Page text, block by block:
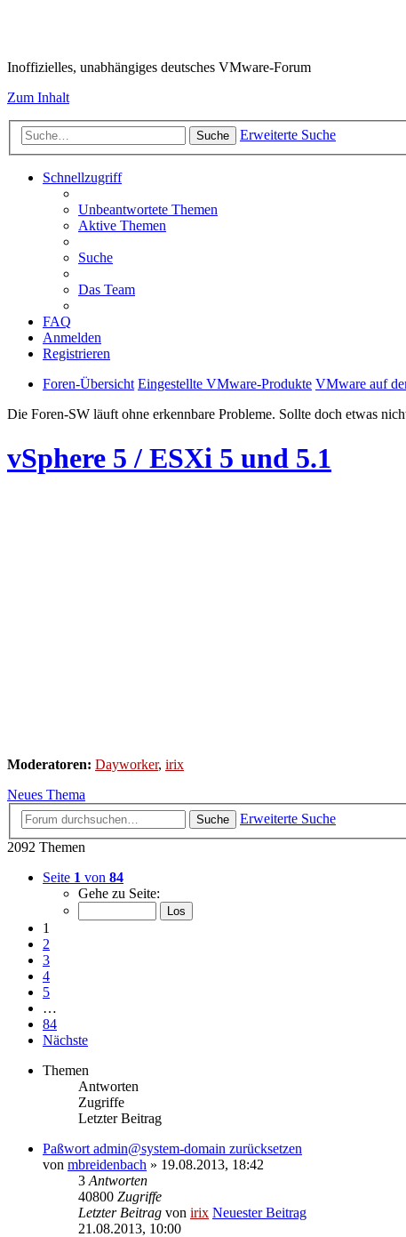
Inoffizielles, unabhängiges deutsches VMware-Forum
Zum Inhalt
Suche Erweiterte Suche
Schnellzugriff
Unbeantwortete Themen
Aktive Themen
Suche
Das Team
FAQ
Anmelden
Registrieren
Foren-Übersicht Eingestellte VMware-Produkte VMware auf
Die Foren-SW läuft ohne erkennbare Probleme. Sollte doch etwas
vSphere 5 / ESXi 5 und 5.1
Moderatoren: Dayworker, irix
Neues Thema
Suche
Erweiterte Suche
2092 Themen
Seite 1 von 84
Gehe zu Seite:
1
2
3
4
5
…
84
Nächste
Themen
Antworten
Zugriffe
Letzter Beitrag
Paßwort admin@system-domain zurücksetzen
von mbreidenbach » 19.08.2013, 18:42
3 Antworten
40800 Zugriffe
Letzter Beitrag von irix Neuester Beitrag
21.08.2013, 10:00